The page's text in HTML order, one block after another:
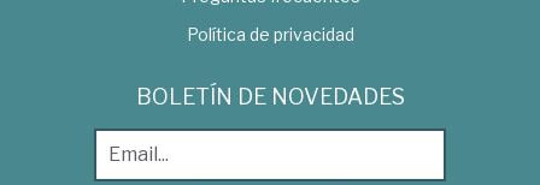
Política de privacidad
BOLETÍN DE NOVEDADES